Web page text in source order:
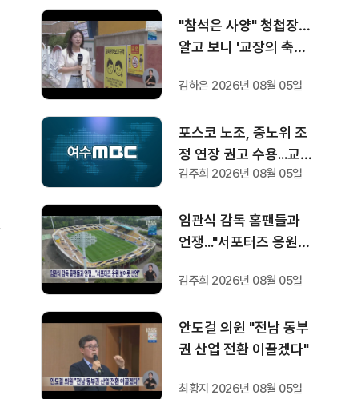
"참석은 사양" 청첩장…
알고 보니 '교장의 축의
김하은 2026년 08월 05일
포스코 노조, 중노위 조
정 연장 권고 수용...교섭
재개
김주희 2026년 08월 05일
임관식 감독 홈팬들과
언쟁..."서포터즈 응원
김주희 2026년 08월 05일
안도걸 의원 "전남 동부
권 산업 전환 이끌겠다"
최황지 2026년 08월 05일